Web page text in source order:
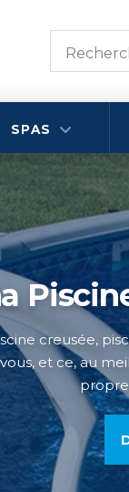
Search
SPAS
creusée,
et ce, au
propre
&
de notre